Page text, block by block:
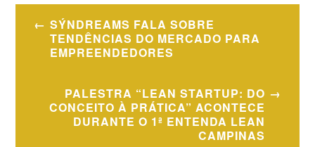
Navegação
SÝNDREAMS FALA SOBRE
TENDÊNCIAS DO MERCADO PARA
EMPREENDEDORES
PALESTRA “LEAN STARTUP: DO
CONCEITO À PRÁTICA” ACONTECE
DURANTE O 1ª ENTENDA LEAN
CAMPINAS